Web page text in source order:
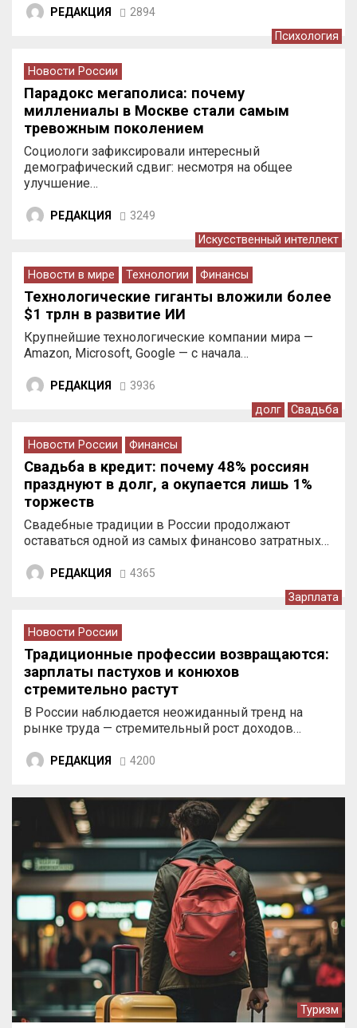
РЕДАКЦИЯ 2894
Психология
Новости России
Парадокс мегаполиса: почему
миллениалы в Москве стали самым
тревожным поколением
Социологи зафиксировали интересный
демографический сдвиг: несмотря на общее
улучшение…
РЕДАКЦИЯ 3249
Искусственный интеллект
Новости в мире Технологии Финансы
Технологические гиганты вложили более
$1 трлн в развитие ИИ
Крупнейшие технологические компании мира —
Amazon, Microsoft, Google — с начала…
РЕДАКЦИЯ 3936
долг Свадьба
Новости России Финансы
Свадьба в кредит: почему 48% россиян
празднуют в долг, а окупается лишь 1%
торжеств
Свадебные традиции в России продолжают
оставаться одной из самых финансово затратных…
РЕДАКЦИЯ 4365
Зарплата
Новости России
Традиционные профессии возвращаются:
зарплаты пастухов и конюхов
стремительно растут
В России наблюдается неожиданный тренд на
рынке труда — стремительный рост доходов…
РЕДАКЦИЯ 4200
Туризм